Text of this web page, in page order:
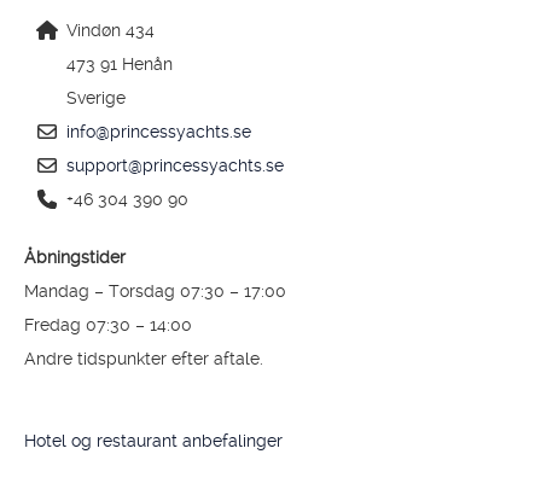
Vindøn 434
473 91 Henån
Sverige
info@princessyachts.se
support@princessyachts.se
+46 304 390 90
Åbningstider
Mandag – Torsdag 07:30 – 17:00
Fredag 07:30 – 14:00
Andre tidspunkter efter aftale.
Hotel og restaurant anbefalinger